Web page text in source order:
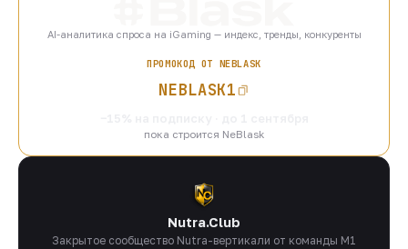
AI-аналитика спроса на iGaming — индекс, тренды, конкуренты
ПРОМОКОД ОТ NEBLASK
NEBLASK1
пока строится NeBlask
Nutra.Club
Закрытое сообщество Nutra-вертикали от команды M1